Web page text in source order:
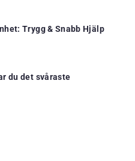
Trygg & Snabb Hjälp
du det svåraste